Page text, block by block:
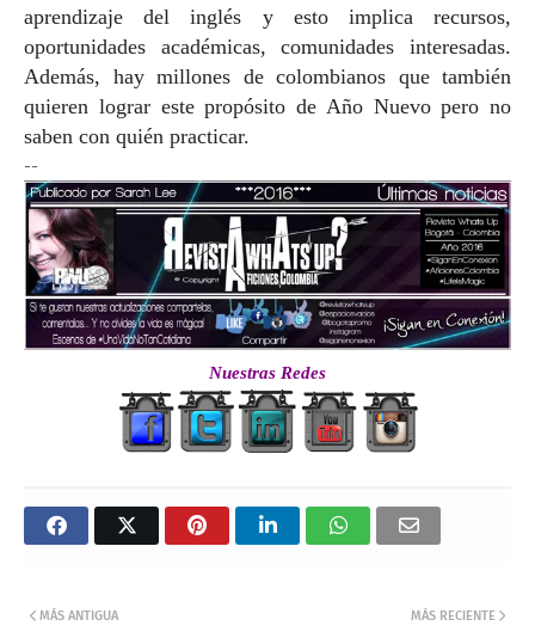
aprendizaje del inglés y esto implica recursos,
oportunidades académicas, comunidades interesadas.
Además, hay millones de colombianos que también
quieren lograr este propósito de Año Nuevo pero no
saben con quién practicar.
--
Nuestras Redes
MÁS RECIENTE
MÁS ANTIGUA